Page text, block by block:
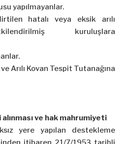
yapılmayanlar.
hatalı veya eksik arılı
kuruluşlara
Arılı Kovan Tespit Tutanağına
ve hak mahrumiyeti
yere yapılan destekleme